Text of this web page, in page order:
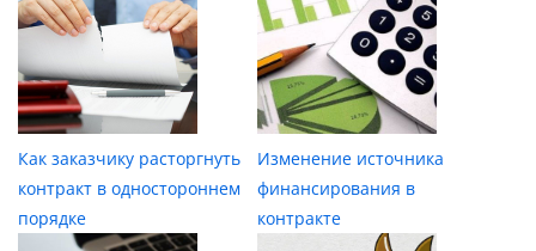
Как заказчику расторгнуть
контракт в одностороннем
порядке
Изменение источника
финансирования в
контракте